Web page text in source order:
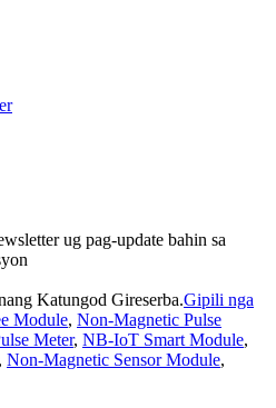
ug pag-update bahin sa
Katungod Gireserba.Gipili nga
Module, Non-Magnetic Pulse
Meter, NB-IoT Smart Module,
Non-Magnetic Sensor Module,